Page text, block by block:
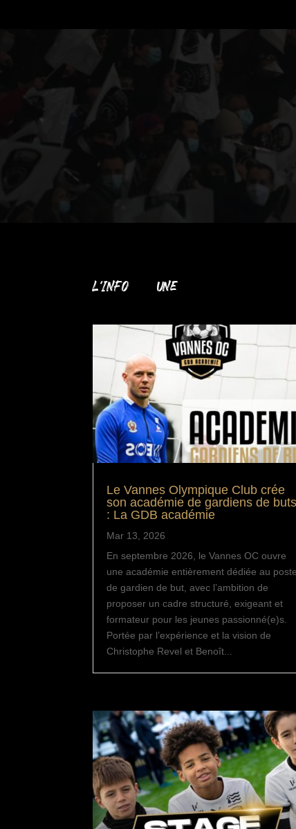
L’INFO À LA UNE
Le Vannes Olympique Club crée
son académie de gardiens de buts
: La GDB académie
Mar 13, 2026
En septembre 2026, le Vannes OC ouvre
une académie entièrement dédiée au poste
de gardien de but, avec l’ambition de
proposer un cadre structuré, exigeant et
formateur pour les jeunes passionné(e)s.
Portée par l’expérience et la vision de
Christophe Revel et Benoît...